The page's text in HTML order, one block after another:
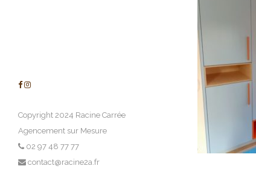
Copyright 2024 Racine Carrée
Agencement sur Mesure
02 97 48 77 77
contact@racine2a.fr